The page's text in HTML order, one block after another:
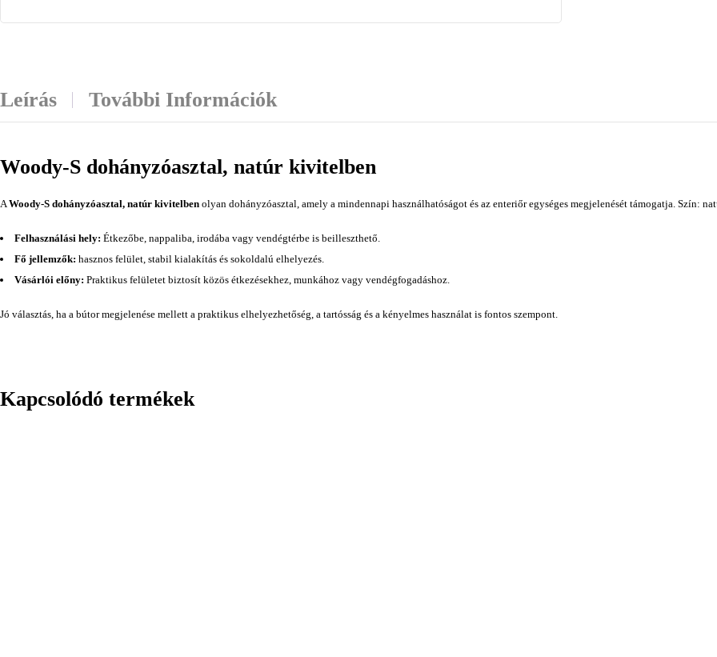
Leírás További Információk
Woody-S dohányzóasztal, natúr kivitelben
A Woody-S dohányzóasztal, natúr kivitelben olyan dohányzóasztal, amely a mindennapi használhatóságot és az enteriőr egységes megjelenését támogatja. Szín:
Felhasználási hely: Étkezőbe, nappaliba, irodába vagy vendégtérbe is beilleszthető.
Fő jellemzők: hasznos felület, stabil kialakítás és sokoldalú elhelyezés.
Vásárlói előny: Praktikus felületet biztosít közös étkezésekhez, munkához vagy vendégfogadáshoz.
Jó választás, ha a bútor megjelenése mellett a praktikus elhelyezhetőség, a tartósság és a kényelmes használat is fontos szempont.
Kapcsolódó termékek